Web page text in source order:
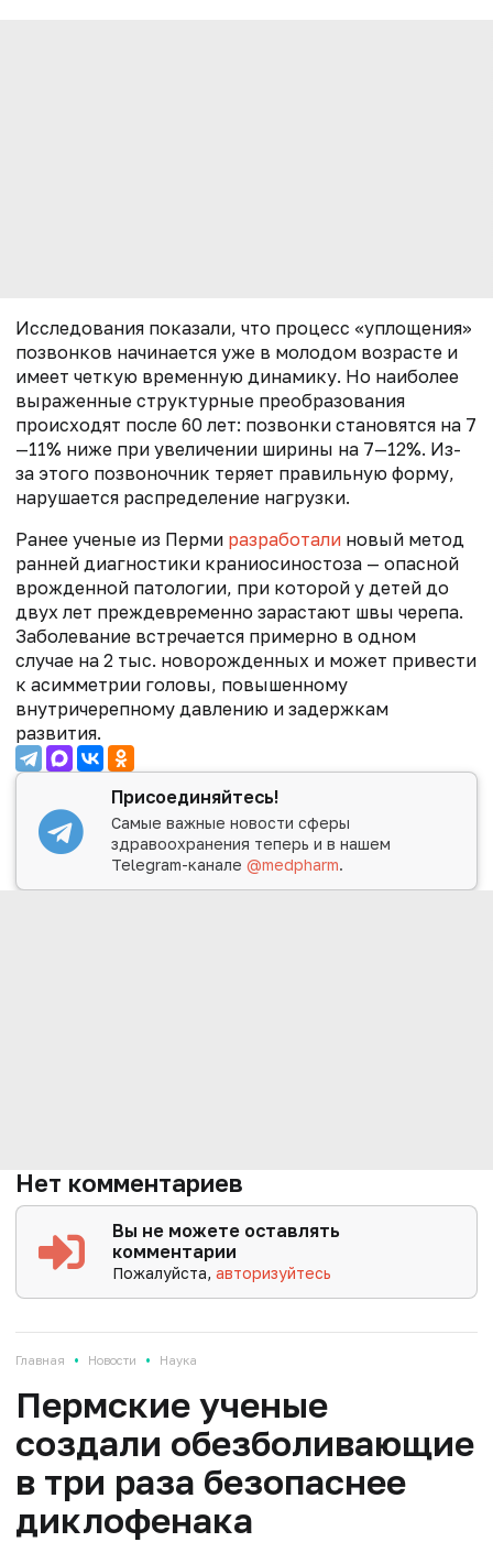
Исследования показали, что процесс «уплощения»
позвонков начинается уже в молодом возрасте и
имеет четкую временную динамику. Но наиболее
выраженные структурные преобразования
происходят после 60 лет: позвонки становятся на 7
—11% ниже при увеличении ширины на 7—12%. Из-
за этого позвоночник теряет правильную форму,
нарушается распределение нагрузки.
Ранее ученые из Перми разработали новый метод
ранней диагностики краниосиностоза — опасной
врожденной патологии, при которой у детей до
двух лет преждевременно зарастают швы черепа.
Заболевание встречается примерно в одном
случае на 2 тыс. новорожденных и может привести
к асимметрии головы, повышенному
внутричерепному давлению и задержкам
развития.
Присоединяйтесь!
Самые важные новости сферы
здравоохранения теперь и в нашем
Telegram-канале@medpharm.
Нет комментариев
Вы не можете оставлять
комментарии
Пожалуйста,авторизуйтесь
Главная • Новости • Наука
Пермские ученые
создали обезболивающие
в три раза безопаснее
диклофенака